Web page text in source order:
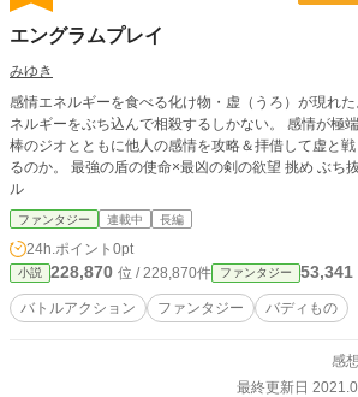
エングラムプレイ
みゆき
感情エネルギーを食べる化け物・虚（うろ）が現れ
ネルギーをぶち込んで相殺するしかない。 感情が極
棒のジオとともに他人の感情を攻略＆拝借して虚と
るのか。 最強の盾の使命×最凶の剣の欲望 挑め ぶち抜くか喰われるか感情バト
ル
ファンタジー 連載中 長編
24h.ポイント 0pt
小説 228,870 位 / 228,870件 ファンタジー 53,341
バトルアクション ファンタジー バディもの
感
最終更新日